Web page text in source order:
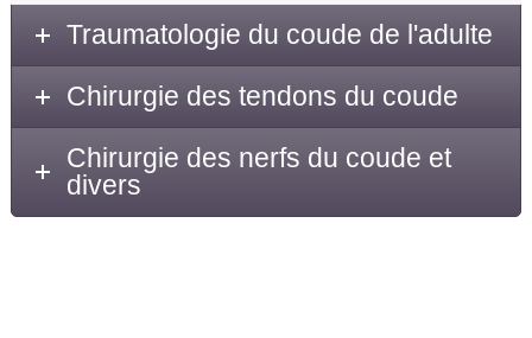
Traumatologie du coude de l'adulte
Chirurgie des tendons du coude
Chirurgie des nerfs du coude et
divers